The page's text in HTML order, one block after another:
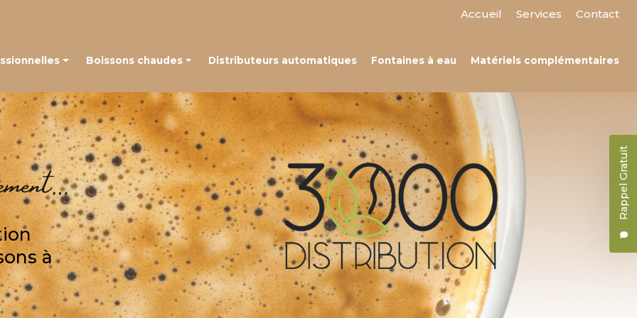
Rappel Gratuit
Accueil Services
Contact
à grains
à capsules
Boissons chaudes
Café en capsules
Café en grains
Thé, chocolat et autres boissons
Distributeurs automatiques Fontaines à eau Matériels complémentaires
à